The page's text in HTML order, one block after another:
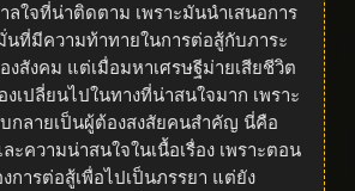
ลใจที่น่าติดตาม เพราะมันนำเสนอการ
นที่มีความท้าทายในการต่อสู้กับภาระ
สังคม แต่เมื่อมหาเศรษฐีม่ายเสียชีวิต
เปลี่ยนไปในทางที่น่าสนใจมาก เพราะ
กลายเป็นผู้ต้องสงสัยคนสำคัญ นี่คือ
ะความน่าสนใจในเนื้อเรื่อง เพราะตอน
การต่อสู้เพื่อไปเป็นภรรยา แต่ยัง